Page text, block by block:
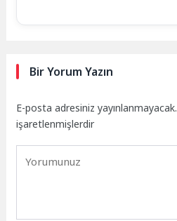
Bir Yorum Yazın
E-posta adresiniz yayınlanmayacak.
işaretlenmişlerdir